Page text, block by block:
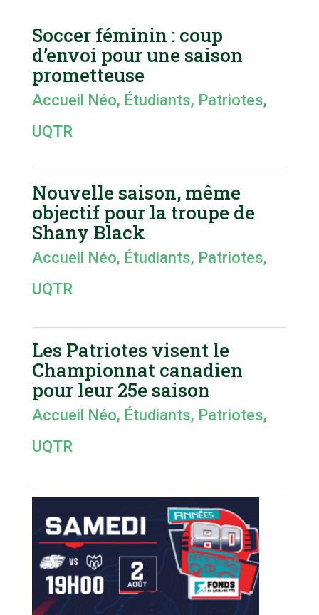
Soccer féminin : coup
d’envoi pour une saison
prometteuse
Accueil Néo, Étudiants, Patriotes,
UQTR
Nouvelle saison, même
objectif pour la troupe de
Shany Black
Accueil Néo, Étudiants, Patriotes,
UQTR
Les Patriotes visent le
Championnat canadien
pour leur 25e saison
Accueil Néo, Étudiants, Patriotes,
UQTR